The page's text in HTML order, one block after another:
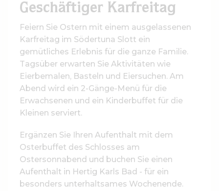
Geschäftiger Karfreitag
Feiern Sie Ostern mit einem ausgelassenen
Karfreitag im Södertuna Slott ein
gemütliches Erlebnis für die ganze Familie.
Tagsüber erwarten Sie Aktivitäten wie
Eierbemalen, Basteln und Eiersuchen. Am
Abend wird ein 2-Gänge-Menü für die
Erwachsenen und ein Kinderbuffet für die
Kleinen serviert.
Ergänzen Sie Ihren Aufenthalt mit dem
Osterbuffet des Schlosses am
Ostersonnabend und buchen Sie einen
Aufenthalt in Hertig Karls Bad - für ein
besonders unterhaltsames Wochenende.